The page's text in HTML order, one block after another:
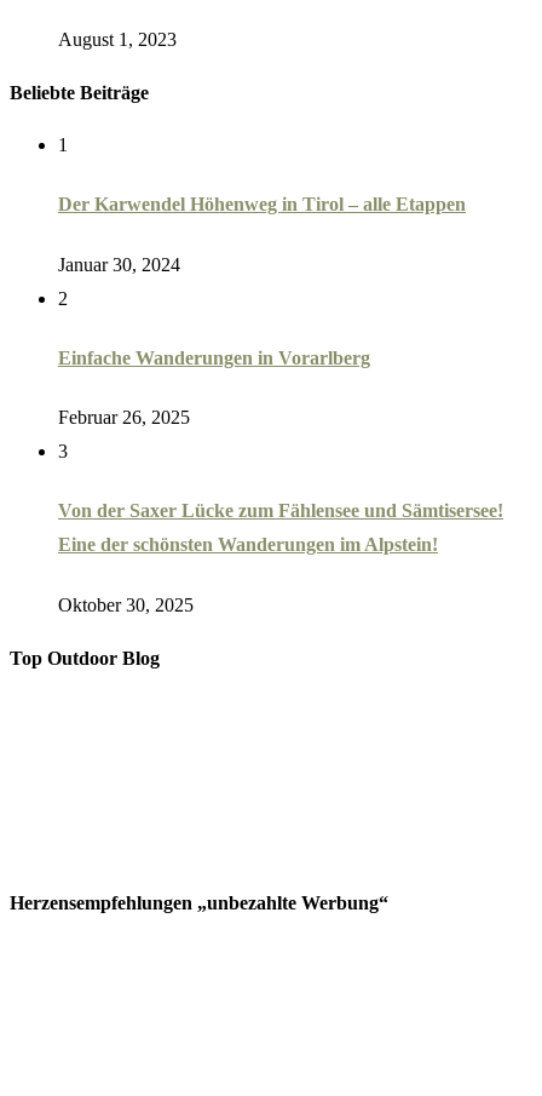
August 1, 2023
Beliebte Beiträge
1
Der Karwendel Höhenweg in Tirol – alle Etappen
Januar 30, 2024
2
Einfache Wanderungen in Vorarlberg
Februar 26, 2025
3
Von der Saxer Lücke zum Fählensee und Sämtisersee!
Eine der schönsten Wanderungen im Alpstein!
Oktober 30, 2025
Top Outdoor Blog
Herzensempfehlungen „unbezahlte Werbung“